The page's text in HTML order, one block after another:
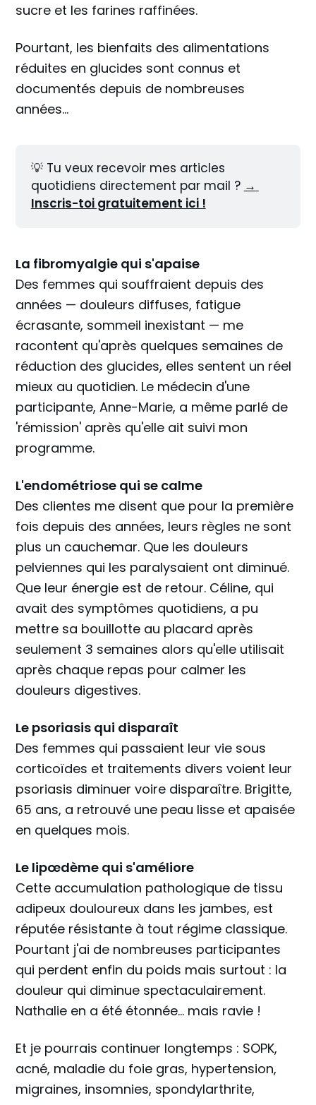
sucre et les farines raffinées.
Pourtant, les bienfaits des alimentations
réduites en glucides sont connus et
documentés depuis de nombreuses
années...
💡 Tu veux recevoir mes articles
quotidiens directement par mail ? →
Inscris-toi gratuitement ici !
La fibromyalgie qui s'apaise
Des femmes qui souffraient depuis des
années — douleurs diffuses, fatigue
écrasante, sommeil inexistant — me
racontent qu'après quelques semaines de
réduction des glucides, elles sentent un réel
mieux au quotidien. Le médecin d'une
participante, Anne-Marie, a même parlé de
'rémission' après qu'elle ait suivi mon
programme.
L'endométriose qui se calme
Des clientes me disent que pour la première
fois depuis des années, leurs règles ne sont
plus un cauchemar. Que les douleurs
pelviennes qui les paralysaient ont diminué.
Que leur énergie est de retour. Céline, qui
avait des symptômes quotidiens, a pu
mettre sa bouillotte au placard après
seulement 3 semaines alors qu'elle utilisait
après chaque repas pour calmer les
douleurs digestives.
Le psoriasis qui disparaît
Des femmes qui passaient leur vie sous
corticoïdes et traitements divers voient leur
psoriasis diminuer voire disparaître. Brigitte,
65 ans, a retrouvé une peau lisse et apaisée
en quelques mois.
Le lipœdème qui s'améliore
Cette accumulation pathologique de tissu
adipeux douloureux dans les jambes, est
réputée résistante à tout régime classique.
Pourtant j'ai de nombreuses participantes
qui perdent enfin du poids mais surtout : la
douleur qui diminue spectaculairement.
Nathalie en a été étonnée... mais ravie !
Et je pourrais continuer longtemps : SOPK,
acné, maladie du foie gras, hypertension,
migraines, insomnies, spondylarthrite,